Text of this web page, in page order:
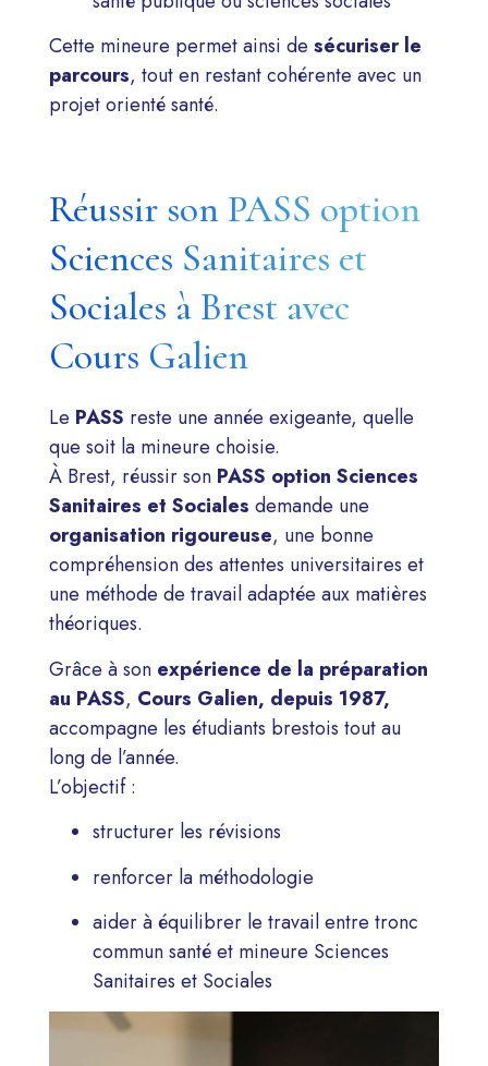
Cette mineure permet ainsi de sécuriser le
parcours, tout en restant cohérente avec un
projet orienté santé.
Réussir son PASS option
Sciences Sanitaires et
Sociales à Brest avec
Cours Galien
Le PASS reste une année exigeante, quelle
que soit la mineure choisie.
À Brest, réussir son PASS option Sciences
Sanitaires et Sociales demande une
organisation rigoureuse, une bonne
compréhension des attentes universitaires et
une méthode de travail adaptée aux matières
théoriques.
Grâce à son expérience de la préparation
au PASS, Cours Galien, depuis 1987,
accompagne les étudiants brestois tout au
long de l’année.
L’objectif :
structurer les révisions
renforcer la méthodologie
aider à équilibrer le travail entre tronc
commun santé et mineure Sciences
Sanitaires et Sociales